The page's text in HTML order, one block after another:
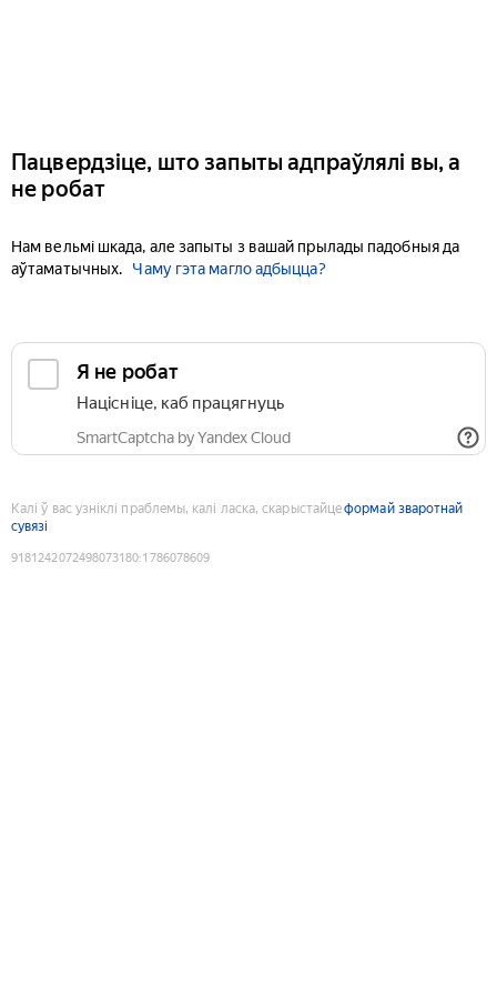
Пацвердзіце, што запыты адпраўлялі вы, а
не робат
Нам вельмі шкада, але запыты з вашай прылады падобныя да
аўтаматычных.
Чаму гэта магло адбыцца?
Я не робат
Націсніце, каб працягнуць
SmartCaptcha by Yandex Cloud
Калі ў вас узніклі праблемы, калі ласка, скарыстайцеформай зваротнай
сувязі
9181242072498073180:1786078609